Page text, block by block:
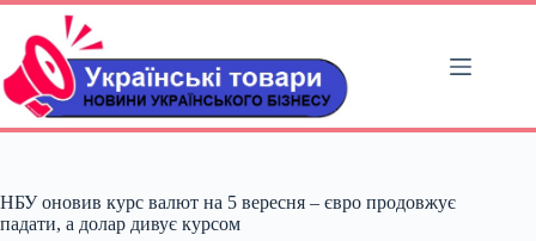
Перейти
вмісту
НБУ оновив курс валют на 5 вересня – євро продовжує
падати, а долар дивує курсом